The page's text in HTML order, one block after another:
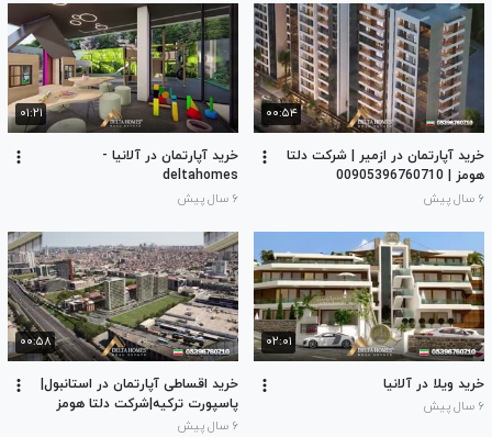
۰۰:۵۴
خرید آپارتمان در ازمیر | شرکت دلتا
هومز | 00905396760710
۶ سال پیش
۰۱:۲۱
خرید آپارتمان در آلانیا -
deltahomes
۶ سال پیش
۰۲:۰۱
خرید ویلا در آلانیا
۶ سال پیش
۰۰:۵۸
خرید اقساطی آپارتمان در استانبول|
پاسپورت ترکیه|شرکت دلتا هومز
ترکیه|تماس 00905396760710
۶ سال پیش